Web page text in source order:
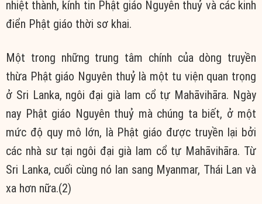
nhiệt thành, kính tin Phật giáo Nguyên thuỷ và các kinh
điển Phật giáo thời sơ khai.
Một trong những trung tâm chính của dòng truyền
thừa Phật giáo Nguyên thuỷ là một tu viện quan trọng
ở Sri Lanka, ngôi đại già lam cổ tự Mahāvihāra. Ngày
nay Phật giáo Nguyên thuỷ mà chúng ta biết, ở một
mức độ quy mô lớn, là Phật giáo được truyền lại bởi
các nhà sư tại ngôi đại già lam cổ tự Mahāvihāra. Từ
Sri Lanka, cuối cùng nó lan sang Myanmar, Thái Lan và
xa hơn nữa.(2)